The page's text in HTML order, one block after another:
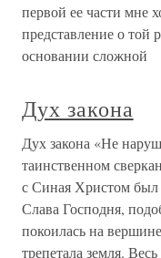
первой ее части мне
представление о той
основании сложной
Дух закона
Дух закона «Не
таинственном
с Синая Христом был
Слава Господня,
покоилась на
трепетала земля. Весь